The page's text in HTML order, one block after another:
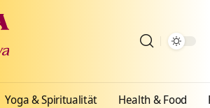
Yoga & Spiritualität Health & Food